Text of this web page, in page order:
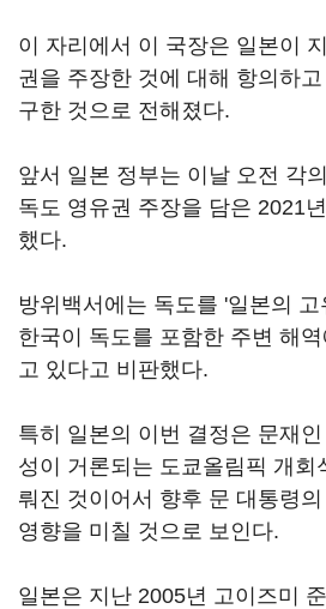
이 자리에서 이 국장은 일본이
권을 주장한 것에 대해 항의하
구한 것으로 전해졌다.
앞서 일본 정부는 이날 오전 각
독도 영유권 주장을 담은 2021
했다.
방위백서에는 독도를 '일본의
한국이 독도를 포함한 주변 해
고 있다고 비판했다.
특히 일본의 이번 결정은 문재
성이 거론되는 도쿄올림픽 개회
뤄진 것이어서 향후 문 대통령
영향을 미칠 것으로 보인다.
일본은 지난 2005년 고이즈미